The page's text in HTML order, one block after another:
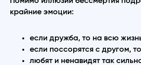
крайние эмоции:
если дружба, то на всю
если поссорятся с другом,
любят и ненавидят так